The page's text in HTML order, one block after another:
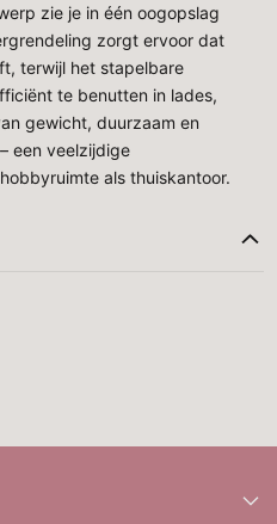
zie je in één oogopslag
zorgt ervoor dat
terwijl het stapelbare
te benutten in lades,
gewicht, duurzaam en
een veelzijdige
als thuiskantoor.